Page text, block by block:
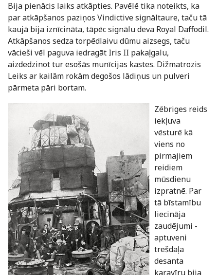
Bija pienācis laiks atkāpties. Pavēlē tika noteikts, ka
par atkāpšanos paziņos Vindictive signāltaure, taču tā
kaujā bija iznīcināta, tāpēc signālu deva Royal Daffodil.
Atkāpšanos sedza torpēdlaivu dūmu aizsegs, taču
vācieši vēl paguva iedragāt Iris II pakaļgalu,
aizdedzinot tur esošās munīcijas kastes. Dižmatrozis
Leiks ar kailām rokām degošos lādiņus un pulveri
pārmeta pāri bortam.
Zēbriges reids
iekļuva
vēsturē kā
viens no
pirmajiem
reidiem
mūsdienu
izpratnē. Par
tā bīstamību
liecināja
zaudējumi -
aptuveni
trešdaļa
desanta
karavīru bija